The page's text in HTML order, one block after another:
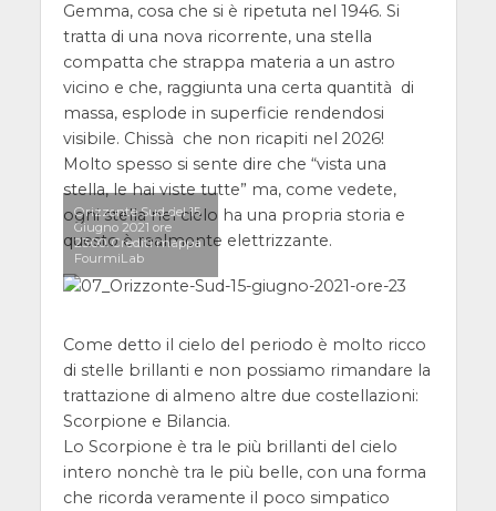
Gemma, cosa che si è ripetuta nel 1946. Si
tratta di una nova ricorrente, una stella
compatta che strappa materia a un astro
vicino e che, raggiunta una certa quantità di
massa, esplode in superficie rendendosi
visibile. Chissà che non ricapiti nel 2026!
Molto spesso si sente dire che “vista una
stella, le hai viste tutte” ma, come vedete,
ogni stella nel cielo ha una propria storia e
questo è realmente elettrizzante.
Orizzonte Sud del 15
Giugno 2021 ore
23:00. Crediti mappa
FourmiLab
Come detto il cielo del periodo è molto ricco
di stelle brillanti e non possiamo rimandare la
trattazione di almeno altre due costellazioni:
Scorpione e Bilancia.
Lo Scorpione è tra le più brillanti del cielo
intero nonchè tra le più belle, con una forma
che ricorda veramente il poco simpatico